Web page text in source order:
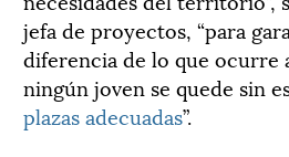
jefa de proyectos, “para
diferencia de lo que ocurre
ningún joven se quede sin
plazas adecuadas”.